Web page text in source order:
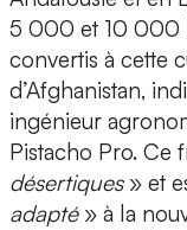
5 000 et 10 000
convertis à cette
d’Afghanistan,
ingénieur
Pistacho Pro. Ce
désertiques» et
adapté» à la